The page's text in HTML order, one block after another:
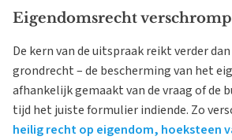
Eigendomsrecht
De kern van de uitspraak reikt verder dan
grondrecht – de bescherming van het
afhankelijk gemaakt van de vraag of de
tijd het juiste formulier indiende. Zo
heilig recht op eigendom, hoeksteen